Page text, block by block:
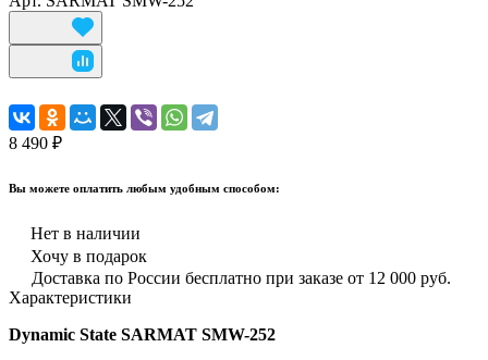
8 490 ₽
Вы можете оплатить любым удобным способом:
Нет в наличии
Хочу в подарок
Доставка по России бесплатно при заказе от 12 000 руб.
Характеристики
Dynamic State SARMAT SMW-252